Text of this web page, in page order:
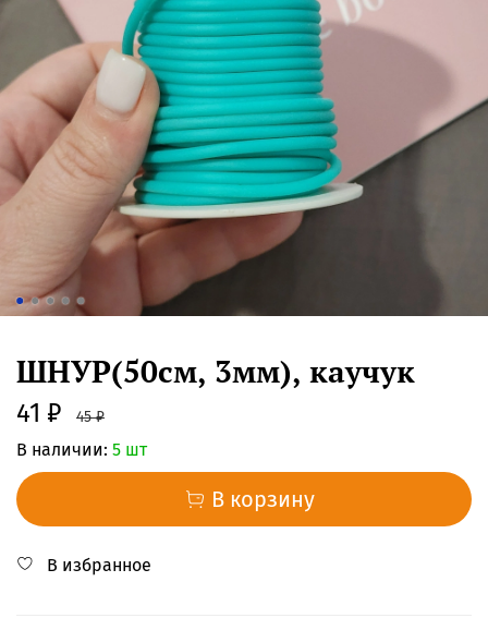
ШНУР(50см, 3мм), каучук
41 ₽ 45 ₽
В наличии: 5 шт
В корзину
В избранное